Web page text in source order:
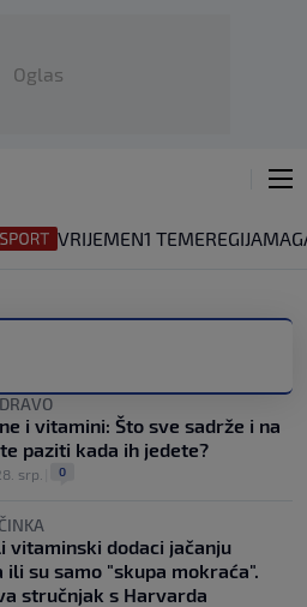
Oglas
VRIJEMEN1 TEMEREGIJA
i vitamini: Što sve sadrže i na
paziti kada ih jedete?
srp. 0
vitaminski dodaci jačanju
ili su samo "skupa mokraća".
stručnjak s Harvarda